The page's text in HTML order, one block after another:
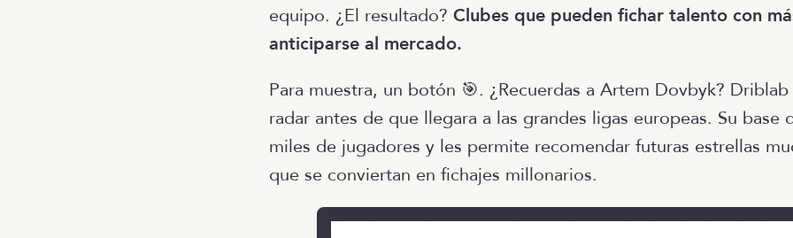
equipo. ¿El resultado? Clubes que pueden fichar talento con
anticiparse al mercado.
Para muestra, un botón 🎯. ¿Recuerdas a Artem Dovbyk?
radar antes de que llegara a las grandes ligas europeas. Su base
miles de jugadores y les permite recomendar futuras estrellas
que se conviertan en fichajes millonarios.